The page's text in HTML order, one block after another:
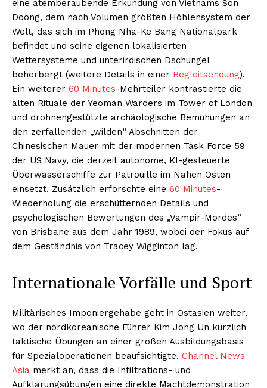
eine atemberaubende Erkundung von Vietnams Son
Doong, dem nach Volumen größten Höhlensystem der
Welt, das sich im Phong Nha-Ke Bang Nationalpark
befindet und seine eigenen lokalisierten
Wettersysteme und unterirdischen Dschungel
beherbergt (weitere Details in einer Begleitsendung).
Ein weiterer 60 Minutes-Mehrteiler kontrastierte die
alten Rituale der Yeoman Warders im Tower of London
und drohnengestützte archäologische Bemühungen an
den zerfallenden „wilden“ Abschnitten der
Chinesischen Mauer mit der modernen Task Force 59
der US Navy, die derzeit autonome, KI-gesteuerte
Überwasserschiffe zur Patrouille im Nahen Osten
einsetzt. Zusätzlich erforschte eine 60 Minutes-
Wiederholung die erschütternden Details und
psychologischen Bewertungen des „Vampir-Mordes“
von Brisbane aus dem Jahr 1989, wobei der Fokus auf
dem Geständnis von Tracey Wigginton lag.
Internationale Vorfälle und Sport
Militärisches Imponiergehabe geht in Ostasien weiter,
wo der nordkoreanische Führer Kim Jong Un kürzlich
taktische Übungen an einer großen Ausbildungsbasis
für Spezialoperationen beaufsichtigte. Channel News
Asia merkt an, dass die Infiltrations- und
Aufklärungsübungen eine direkte Machtdemonstration